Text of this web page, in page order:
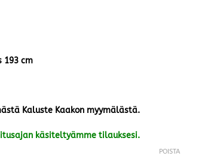
193 cm
Kaluste Kaakon myymälästä.
käsiteltyämme tilauksesi.
POISTA